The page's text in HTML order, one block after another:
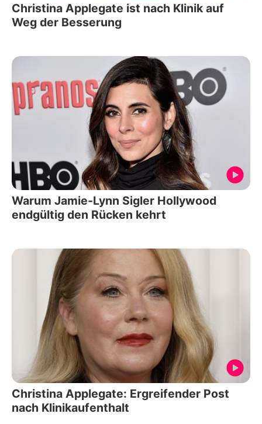
Christina Applegate ist nach Klinik auf
Weg der Besserung
Warum Jamie-Lynn Sigler Hollywood
endgültig den Rücken kehrt
Christina Applegate: Ergreifender Post
nach Klinikaufenthalt